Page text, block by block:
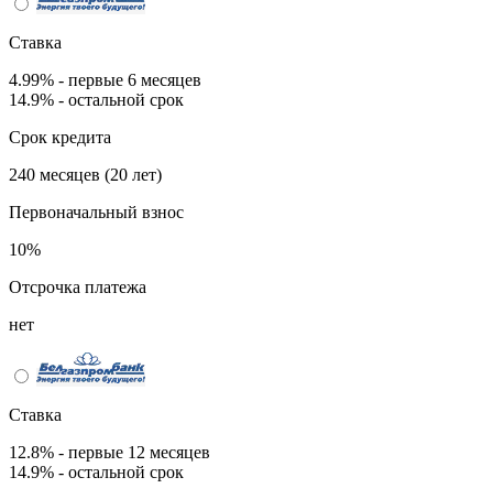
Ставка
4.99% - первые 6 месяцев
14.9% - остальной срок
Срок кредита
240 месяцев (20 лет)
Первоначальный взнос
10%
Отсрочка платежа
нет
Ставка
12.8% - первые 12 месяцев
14.9% - остальной срок